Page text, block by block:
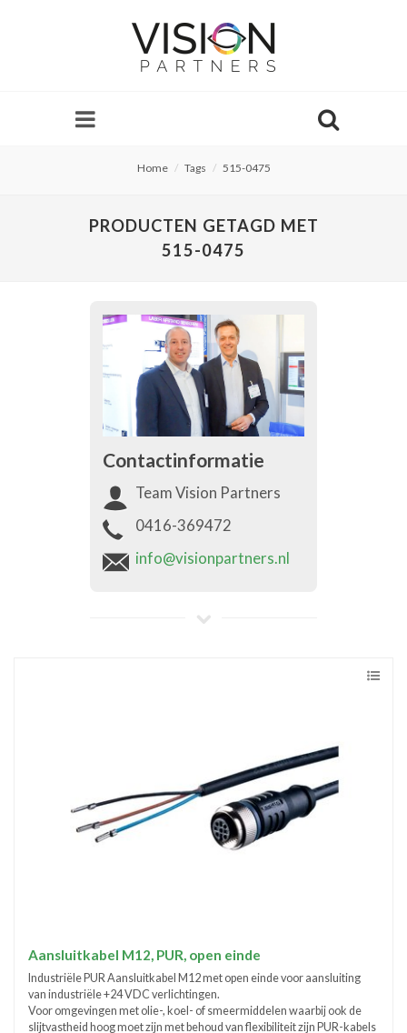
Home Tags 515-0475
PRODUCTEN GETAGD MET
515-0475
Contactinformatie
Team Vision Partners
0416-369472
info@visionpartners.nl
Aansluitkabel M12, PUR, open einde
Industriële PUR Aansluitkabel M12 met open einde voor aansluiting
van industriële +24 VDC verlichtingen.
Voor omgevingen met olie-, koel- of smeermiddelen waarbij ook de
slijtvastheid hoog moet zijn met behoud van flexibiliteit zijn PUR-kabels